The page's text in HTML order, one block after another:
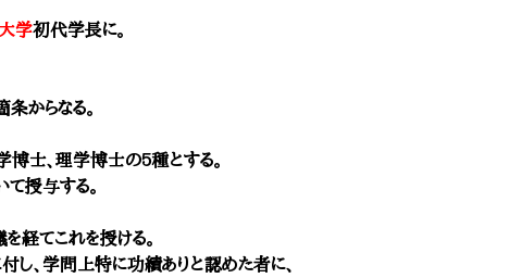
学初代学長に。
からなる。
士、理学博士の5種とする。
授与する。
経てこれを授ける。
、学問上特に功績ありと認めた者に、